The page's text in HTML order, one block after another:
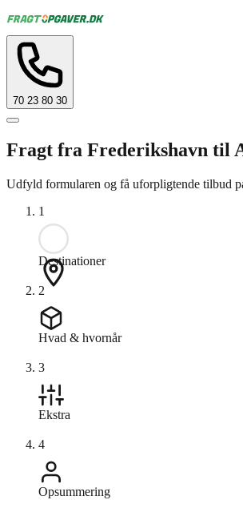
70 23 80 30
Fragt fra Frederikshavn til
Udfyld formularen og få uforpligtende tilbud
1
Destinationer
2
Hvad & hvornår
3
Ekstra
4
Opsummering